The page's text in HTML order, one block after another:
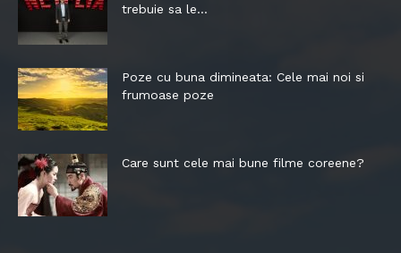
trebuie sa le...
Poze cu buna dimineata: Cele mai noi si
frumoase poze
Care sunt cele mai bune filme coreene?